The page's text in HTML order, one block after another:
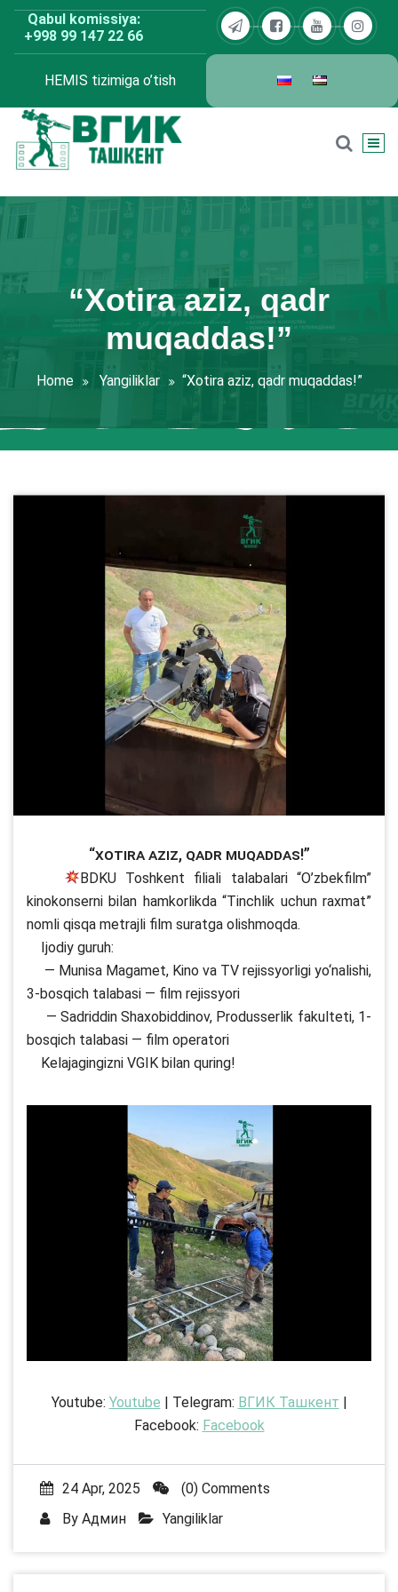
Skip
content
Qabul komissiya:
+998 99 147 22 66
HEMIS tizimiga o’tish
“Xotira aziz, qadr
muqaddas!”
Home Yangiliklar “Xotira aziz, qadr muqaddas!”
“Xotira aziz, qadr muqaddas!”
BDKU Toshkent filiali talabalari “O’zbekfilm”
kinokonserni bilan hamkorlikda “Tinchlik uchun raxmat”
nomli qisqa metrajli film suratga olishmoqda.
Ijodiy guruh:
— Munisa Magamet, Kino va TV rejissyorligi yo‘nalishi,
3-bosqich talabasi — film rejissyori
— Sadriddin Shaxobiddinov, Produsserlik fakulteti, 1-
bosqich talabasi — film operatori
Kelajagingizni VGIK bilan quring!
Youtube: Youtube | Telegram: ВГИК Ташкент
Facebook: Facebook
24 Apr, 2025
(0) Comments
By Админ Yangiliklar